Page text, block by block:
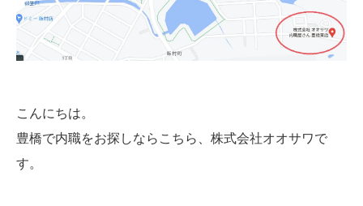
こんにちは。
豊橋で内職をお探しならこちら、株式会社オオサワで
す。